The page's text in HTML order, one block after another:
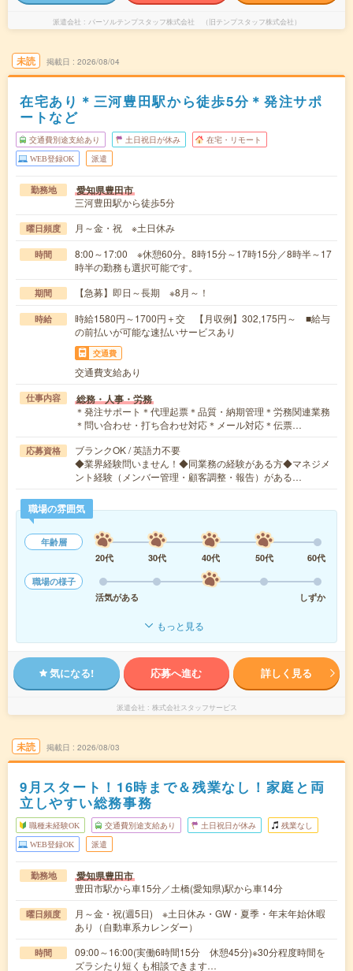
派遣会社 パーソルテンプスタッフ株式会社 （旧テンプスタッフ株式会社）
未読 掲載日 2026/08/04
在宅あり＊三河豊田駅から徒歩5分＊発注サポ
ートなど
交通費別途支給あり 土日祝日が休み 在宅・リモート
WEB登録OK 派遣
勤務地 愛知県豊田市
三河豊田駅から徒歩5分
曜日頻度 月～金・祝 ※土日休み
時間
8:00～17:00 ※休憩60分。8時15分～17時15分／8時半～17
時半の勤務も選択可能です。
期間 【急募】即日～長期 ※8月～！
時給
時給1580円～1700円＋交 【月収例】302,175円～ ■給与
の前払いが可能な速払いサービスあり
交通費
交通費支給あり
仕事内容 総務・人事・労務
＊発注サポート＊代理起票＊品質・納期管理＊労務関連業務
＊問い合わせ・打ち合わせ対応＊メール対応＊伝票…
応募資格
ブランクOK / 英語力不要
◆業界経験問いません！◆同業務の経験がある方◆マネジメ
ント経験（メンバー管理・顧客調整・報告）がある…
職場の雰囲気
年齢層
20代
30代 40代 50代
60代
職場の様子
活気がある
しずか
もっと見る
気になる! 応募へ進む 詳しく見る
派遣会社 株式会社スタッフサービス
未読 掲載日 2026/08/03
9月スタート！16時まで＆残業なし！家庭と両
立しやすい総務事務
職種未経験OK 交通費別途支給あり 土日祝日が休み 残業なし
WEB登録OK 派遣
勤務地 愛知県豊田市
豊田市駅から車15分／土橋(愛知県)駅から車14分
曜日頻度
月～金・祝(週5日) ※土日休み・GW・夏季・年末年始休暇
あり（自動車系カレンダー）
時間
09:00～16:00(実働6時間15分 休憩45分)※30分程度時間を
ズラシたり短くも相談できます…